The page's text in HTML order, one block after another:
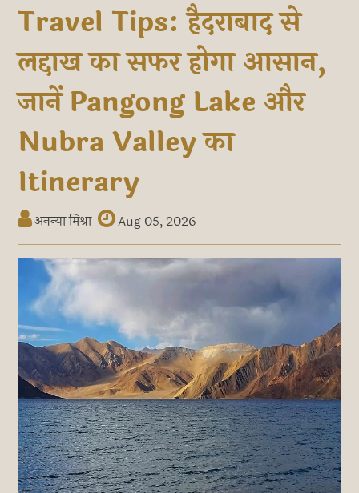
Travel Tips: हैदराबाद से
लद्दाख का सफर होगा आसान,
जानें Pangong Lake और
Nubra Valley का
Itinerary
अनन्या मिश्रा Aug 05, 2026